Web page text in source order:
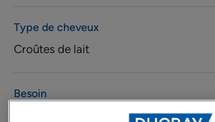
Type de cheveux
Croûtes de lait
Besoin